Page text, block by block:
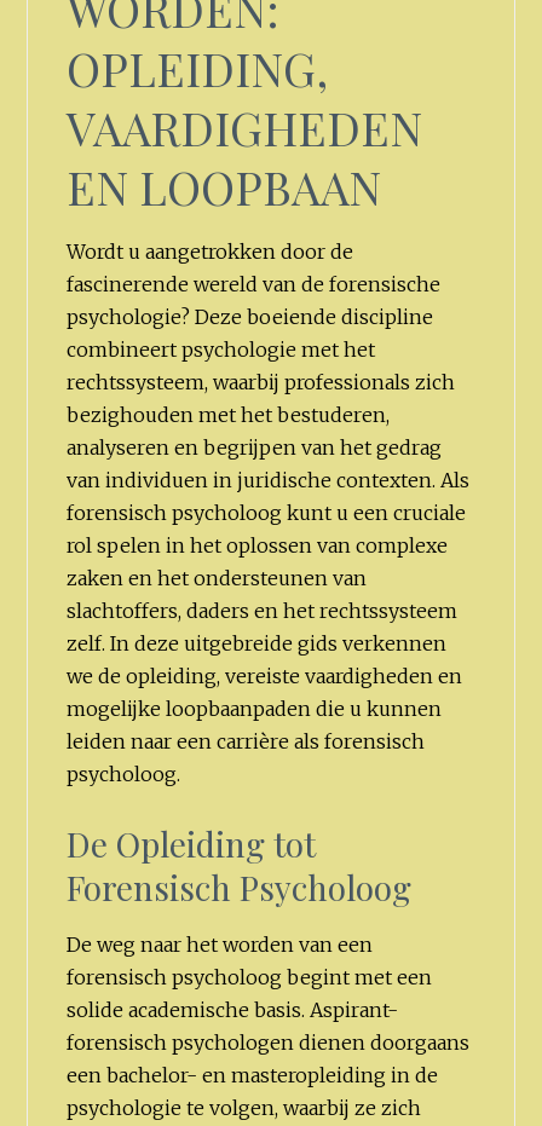
OPLEIDING,
VAARDIGHEDEN
EN LOOPBAAN
Wordt u aangetrokken door de
fascinerende wereld van de forensische
psychologie? Deze boeiende discipline
combineert psychologie met het
rechtssysteem, waarbij professionals zich
bezighouden met het bestuderen,
analyseren en begrijpen van het gedrag
van individuen in juridische contexten. Als
forensisch psycholoog kunt u een cruciale
rol spelen in het oplossen van complexe
zaken en het ondersteunen van
slachtoffers, daders en het rechtssysteem
zelf. In deze uitgebreide gids verkennen
we de opleiding, vereiste vaardigheden en
mogelijke loopbaanpaden die u kunnen
leiden naar een carrière als forensisch
psycholoog.
De Opleiding tot
Forensisch Psycholoog
De weg naar het worden van een
forensisch psycholoog begint met een
solide academische basis. Aspirant-
forensisch psychologen dienen doorgaans
een bachelor- en masteropleiding in de
psychologie te volgen, waarbij ze zich